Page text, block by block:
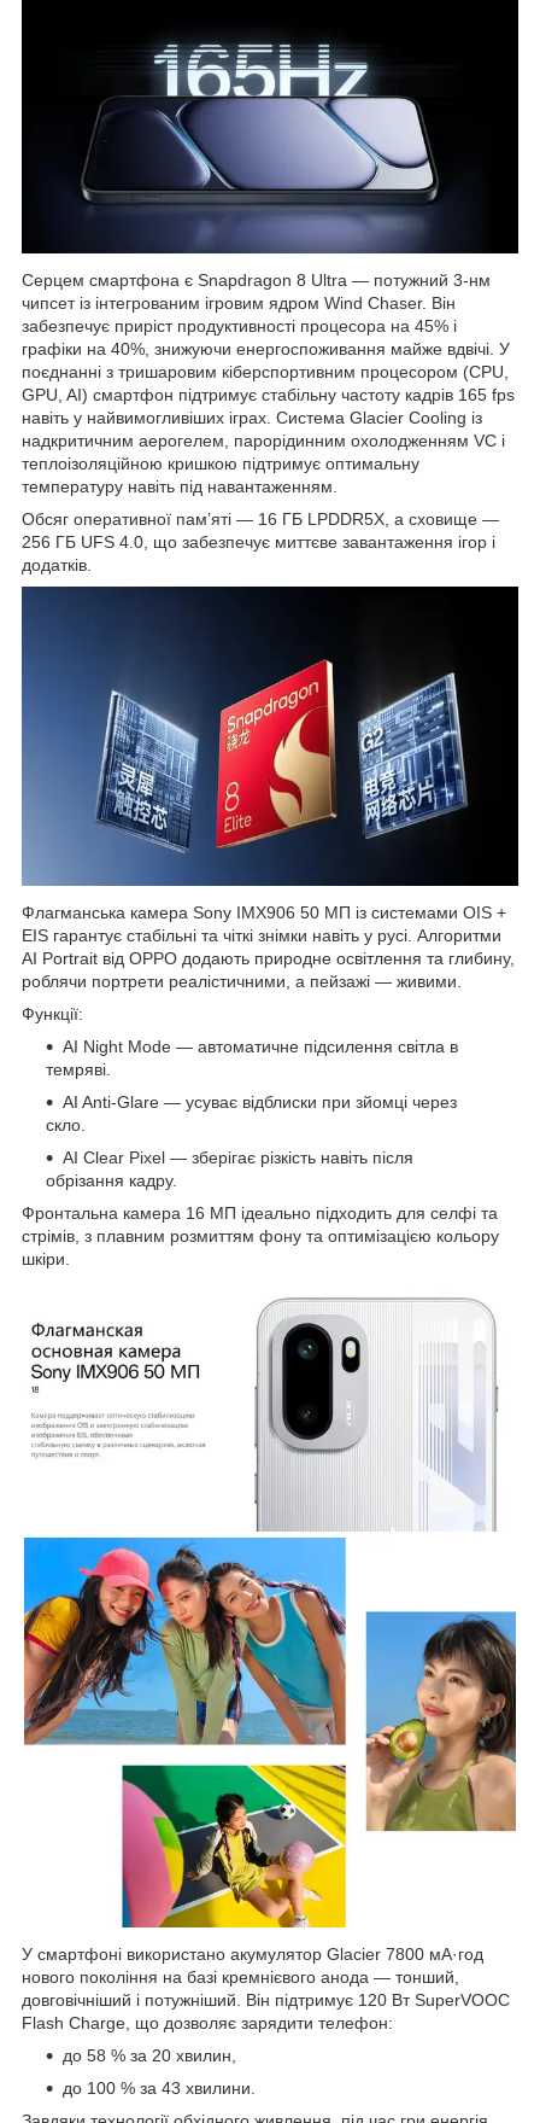
Серцем смартфона є Snapdragon 8 Ultra — потужний 3-нм
чипсет із інтегрованим ігровим ядром Wind Chaser. Він
забезпечує приріст продуктивності процесора на 45% і
графіки на 40%, знижуючи енергоспоживання майже вдвічі. У
поєднанні з тришаровим кіберспортивним процесором (CPU,
GPU, AI) смартфон підтримує стабільну частоту кадрів 165 fps
навіть у найвимогливіших іграх. Система Glacier Cooling із
надкритичним аерогелем, парорідинним охолодженням VC і
теплоізоляційною кришкою підтримує оптимальну
температуру навіть під навантаженням.
Обсяг оперативної пам’яті — 16 ГБ LPDDR5X, а сховище —
256 ГБ UFS 4.0, що забезпечує миттєве завантаження ігор і
додатків.
Флагманська камера Sony IMX906 50 МП із системами OIS +
EIS гарантує стабільні та чіткі знімки навіть у русі. Алгоритми
AI Portrait від OPPO додають природне освітлення та глибину,
роблячи портрети реалістичними, а пейзажі — живими.
Функції:
AI Night Mode — автоматичне підсилення світла в
темряві.
AI Anti-Glare — усуває відблиски при зйомці через
скло.
AI Clear Pixel — зберігає різкість навіть після
обрізання кадру.
Фронтальна камера 16 МП ідеально підходить для селфі та
стрімів, з плавним розмиттям фону та оптимізацією кольору
шкіри.
У смартфоні використано акумулятор Glacier 7800 мА·год
нового покоління на базі кремнієвого анода — тонший,
довговічніший і потужніший. Він підтримує 120 Вт SuperVOOC
Flash Charge, що дозволяє зарядити телефон:
до 58 % за 20 хвилин,
до 100 % за 43 хвилини.